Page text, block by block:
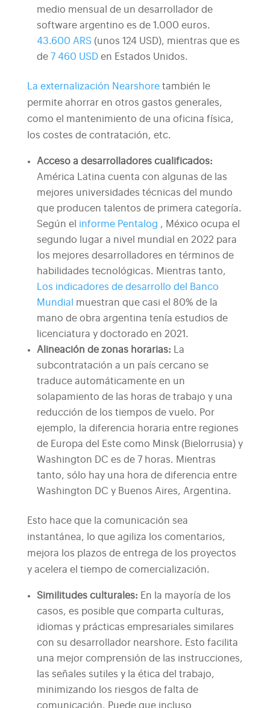
medio mensual de un desarrollador de
software argentino es de 1.000 euros.
43.600 ARS (unos 124 USD), mientras que es
de 7 460 USD en Estados Unidos.
La externalización Nearshore también le
permite ahorrar en otros gastos generales,
como el mantenimiento de una oficina física,
los costes de contratación, etc.
Acceso a desarrolladores cualificados:
América Latina cuenta con algunas de las
mejores universidades técnicas del mundo
que producen talentos de primera categoría.
Según el informe Pentalog , México ocupa el
segundo lugar a nivel mundial en 2022 para
los mejores desarrolladores en términos de
habilidades tecnológicas. Mientras tanto,
Los indicadores de desarrollo del Banco
Mundial
muestran que casi el 80% de la
mano de obra argentina tenía estudios de
licenciatura y doctorado en 2021.
Alineación de zonas horarias: La
subcontratación a un país cercano se
traduce automáticamente en un
solapamiento de las horas de trabajo y una
reducción de los tiempos de vuelo. Por
ejemplo, la diferencia horaria entre regiones
de Europa del Este como Minsk (Bielorrusia) y
Washington DC es de 7 horas. Mientras
tanto, sólo hay una hora de diferencia entre
Washington DC y Buenos Aires, Argentina.
Esto hace que la comunicación sea
instantánea, lo que agiliza los comentarios,
mejora los plazos de entrega de los proyectos
y acelera el tiempo de comercialización.
Similitudes culturales: En la mayoría de los
casos, es posible que comparta culturas,
idiomas y prácticas empresariales similares
con su desarrollador nearshore. Esto facilita
una mejor comprensión de las instrucciones,
las señales sutiles y la ética del trabajo,
minimizando los riesgos de falta de
comunicación. Puede que incluso